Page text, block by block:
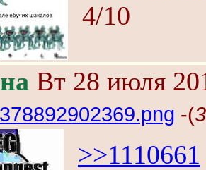
4/10
Вт 28 июля
-(
>>1110661